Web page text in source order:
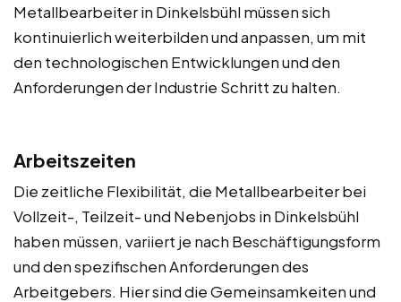
Metallbearbeiter in Dinkelsbühl müssen sich
kontinuierlich weiterbilden und anpassen, um mit
den technologischen Entwicklungen und den
Anforderungen der Industrie Schritt zu halten.
Arbeitszeiten
Die zeitliche Flexibilität, die Metallbearbeiter bei
Vollzeit-, Teilzeit- und Nebenjobs in Dinkelsbühl
haben müssen, variiert je nach Beschäftigungsform
und den spezifischen Anforderungen des
Arbeitgebers. Hier sind die Gemeinsamkeiten und